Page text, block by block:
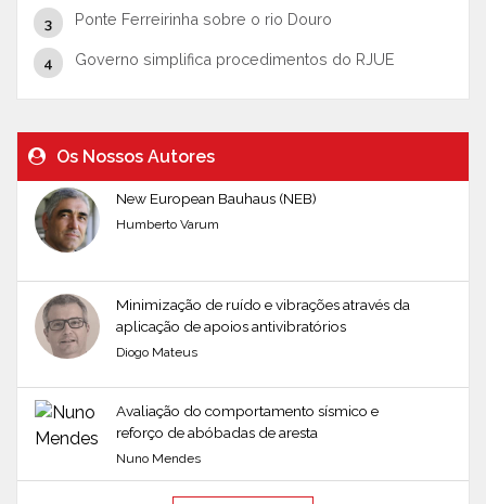
Ponte Ferreirinha sobre o rio Douro
Governo simplifica procedimentos do RJUE
Os Nossos Autores
New European Bauhaus (NEB)
Humberto Varum
Minimização de ruído e vibrações através da
aplicação de apoios antivibratórios
Diogo Mateus
Avaliação do comportamento sísmico e
reforço de abóbadas de aresta
Nuno Mendes